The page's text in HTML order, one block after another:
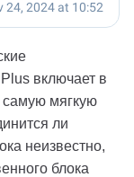
включает в
мягкую
ли
неизвестно,
блока